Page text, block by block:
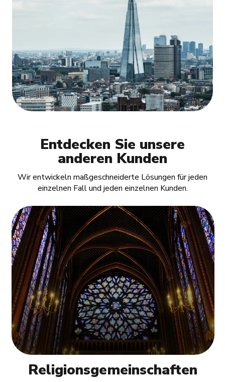
Entdecken Sie unsere
anderen Kunden
Wir entwickeln maßgeschneiderte Lösungen für jeden
einzelnen Fall und jeden einzelnen Kunden.
Religionsgemeinschaften